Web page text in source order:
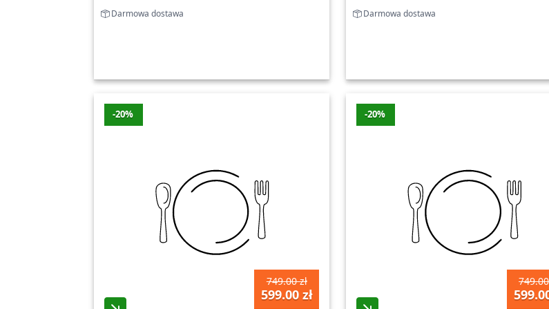
Darmowa dostawa
Darmowa dostawa
-20%
749.00 zł
599.00 zł
-20%